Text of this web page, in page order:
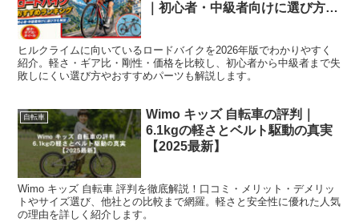
｜初心者・中級者向けに選び方を
ヒルクライムに向いているロードバイクを2026年版でわかりやすく
紹介。軽さ・ギア比・剛性・価格を比較し、初心者から中級者まで失
敗しにくい選び方やおすすめパーツも解説します。
自転車
Wimo キッズ 自転車の評判｜
6.1kgの軽さとベルト駆動の真実
【2025最新】
Wimo キッズ 自転車 評判を徹底解説！口コミ・メリット・デメリッ
トやサイズ選び、他社との比較まで網羅。軽さと安全性に優れた人気
の理由を詳しく紹介します。